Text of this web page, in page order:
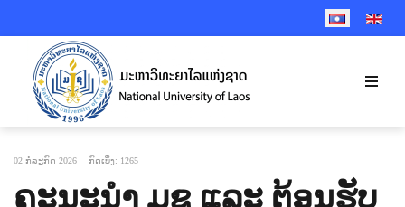
SELECT YOUR
02 ກໍລະກົດ 2026 ກົດເບິ່ງ: 1265
ຄະນະນໍາ ມຊ ແລະ ຕ້ອນຮັບ